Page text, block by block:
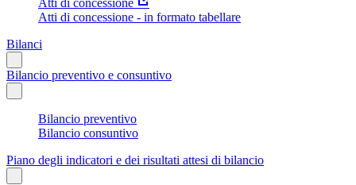
Atti di concessione - in formato tabellare
Bilanci
Bilancio preventivo e consuntivo
Bilancio preventivo
Bilancio consuntivo
Piano degli indicatori e dei risultati attesi di bilancio